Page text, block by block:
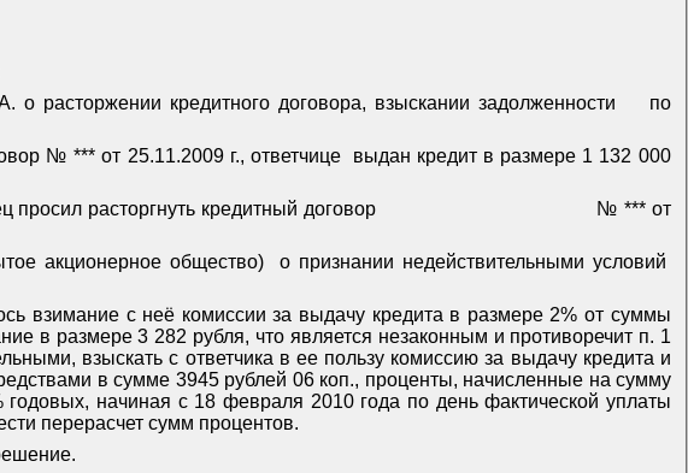
о расторжении кредитного договора, взыскании задолженности
по
№ *** от 25.11.2009 г., ответчице
выдан кредит в размере 1 132 000
просил расторгнуть кредитный договор
№ *** от
акционерное общество)
о признании недействительными условий
взимание с неё комиссии за выдачу кредита в размере 2% от суммы
в размере 3 282 рубля, что является незаконным и противоречит п. 1
взыскать с ответчика в ее пользу комиссию за выдачу кредита и
в сумме 3945 рублей 06 коп., проценты, начисленные на сумму
начиная с 18 февраля 2010 года по день фактической уплаты
перерасчет сумм процентов.